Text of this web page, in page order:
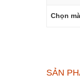
Chọn
SẢN